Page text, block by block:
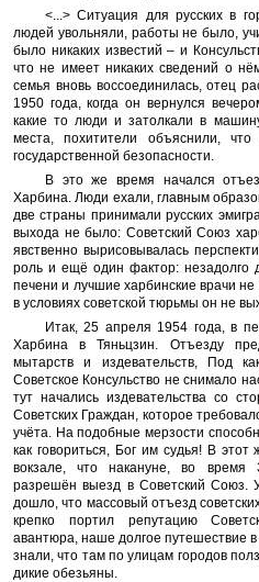
<...> Ситуация для русских в
людей увольняли, работы не было,
было никаких известий – и
что не имеет никаких сведений о
семья вновь воссоединилась, отец
1950 года, когда он вернулся
какие то люди и затолкали в
места, похитители объяснили,
государственной безопасности.
В это же время начался
Харбина. Люди ехали, главным
две страны принимали русских
выхода не было: Советский Союз
явственно вырисовывалась
роль и ещё один фактор: незадолго
печени и лучшие харбинские врачи
в условиях советской тюрьмы он не
Итак, 25 апреля 1954 года, в
Харбина в Тяньцзин. Отъезду
мытарств и издевательств, Под
Советское Консульство не снимало
тут начались издевательства со
Советских Граждан, которое
учёта. На подобные мерзости
как говориться, Бог им судья! В
вокзале, что накануне, во время
разрешён выезд в Советский Союз.
дошло, что массовый отъезд
крепко портил репутацию
авантюра, наше долгое путешествие
знали, что там по улицам городов
дикие обезьяны.